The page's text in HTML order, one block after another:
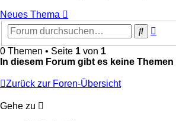
Neues Thema
Suche
0 Themen • Seite 1 von 1
In diesem Forum gibt es keine
Zurück zur Foren-Übersicht
Gehe zu